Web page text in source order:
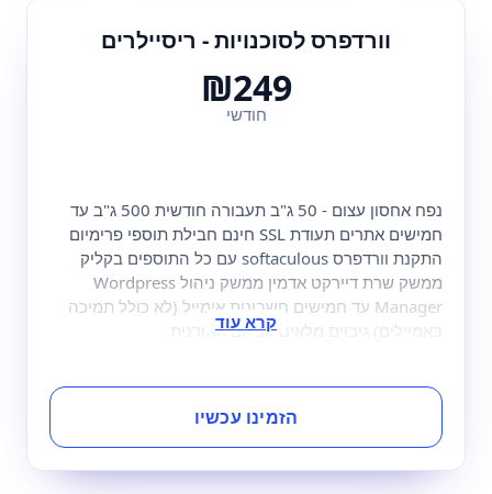
וורדפרס לסוכנויות - ריסיילרים
₪249
חודשי
נפח אחסון עצום - 50 ג"ב תעבורה חודשית 500 ג"ב עד
חמישים אתרים תעודת SSL חינם חבילת תוספי פרימיום
התקנת וורדפרס softaculous עם כל התוספים בקליק
ממשק שרת דיירקט אדמין ממשק ניהול Wordpress
Manager עד חמישים חשבונות אימייל (לא כולל תמיכה
באמיילים) גיבוים מלאים 30 יום אחורנית
הזמינו עכשיו